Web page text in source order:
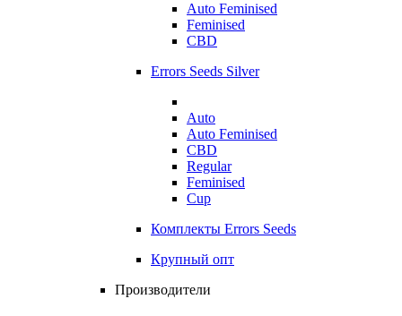
Auto Feminised
Feminised
CBD
Errors Seeds Silver
Auto
Auto Feminised
CBD
Regular
Feminised
Cup
Комплекты Errors Seeds
Крупный опт
Производители